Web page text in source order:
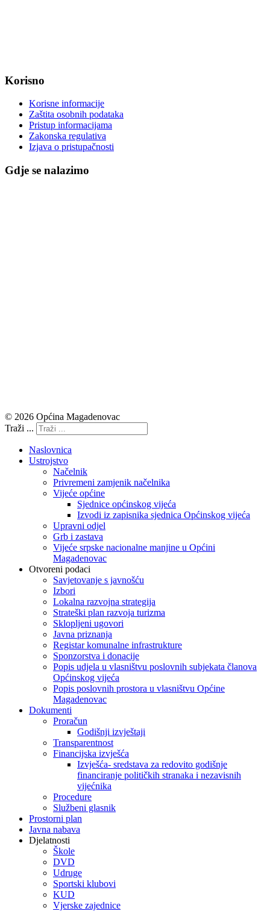
Korisno
Korisne informacije
Zaštita osobnih podataka
Pristup informacijama
Zakonska regulativa
Izjava o pristupačnosti
Gdje se nalazimo
© 2026 Općina Magadenovac
Traži ...
Naslovnica
Ustrojstvo
Načelnik
Privremeni zamjenik načelnika
Vijeće općine
Sjednice općinskog vijeća
Izvodi iz zapisnika sjednica Općinskog vijeća
Upravni odjel
Grb i zastava
Vijeće srpske nacionalne manjine u Općini
Magadenovac
Otvoreni podaci
Savjetovanje s javnošću
Izbori
Lokalna razvojna strategija
Strateški plan razvoja turizma
Sklopljeni ugovori
Javna priznanja
Registar komunalne infrastrukture
Sponzorstva i donacije
Popis udjela u vlasništvu poslovnih subjekata članova
Općinskog vijeća
Popis poslovnih prostora u vlasništvu Općine
Magadenovac
Dokumenti
Proračun
Godišnji izvještaji
Transparentnost
Financijska izvješća
Izvješća- sredstava za redovito godišnje
financiranje političkih stranaka i nezavisnih
vijećnika
Procedure
Službeni glasnik
Prostorni plan
Javna nabava
Djelatnosti
Škole
DVD
Udruge
Sportski klubovi
KUD
Vjerske zajednice